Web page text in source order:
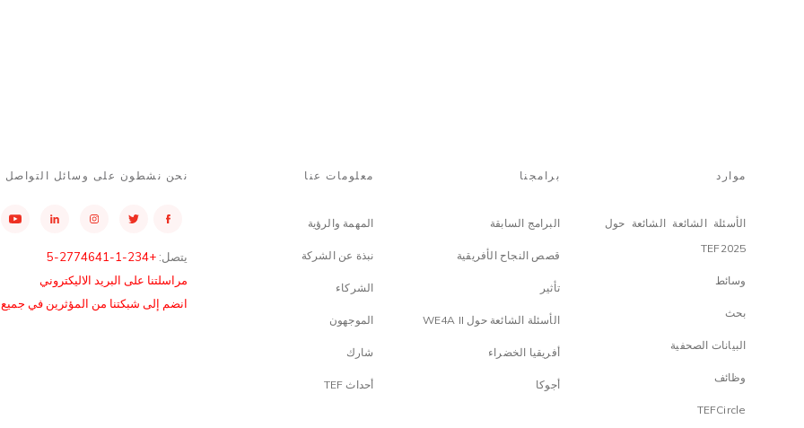
نحن نشطون على وسائل التواصل
يتصل: +234-1-2774641-5
مراسلتنا على البريد الاليكتروني
انضم إلى شبكتنا من المؤثرين في جميع
معلومات عنا
المهمة والرؤية
نبذة عن الشركة
الشركاء
الموجهون
شارك
أحداث TEF
برامجنا
البرامج السابقة
قصص النجاح الأفريقية
تأثير
الأسئلة الشائعة حول WE4A II
أفريقيا الخضراء
أجوكا
موارد
الأسئلة الشائعة الشائعة حول
TEF2025
وسائط
بحث
البيانات الصحفية
وظائف
TEFCircle